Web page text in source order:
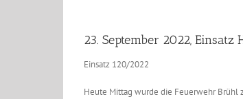
Bild
23. September 2022, Einsatz
Einsatz 120/2022
Heute Mittag wurde die Feuerwehr Brühl